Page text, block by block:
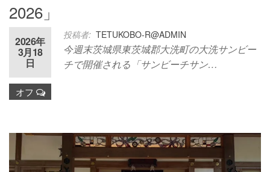
2026」
投稿者: TETUKOBO-R@ADMIN
2026年
3月18
日
オフ
今週末茨城県東茨城郡大洗町の大洗サンビー
チで開催される「サンビーチサン…